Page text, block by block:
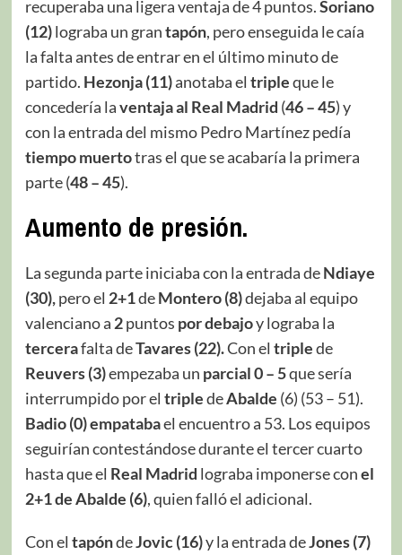
recuperaba una ligera ventaja de 4 puntos.Soriano
(12)lograba un grantapón, pero enseguida le caía
la falta antes de entrar en el último minuto de
partido. Hezonja (11)anotaba el tripleque le
concedería laventaja al Real Madrid (46 – 45) y
con la entrada del mismo Pedro Martínez pedía
tiempo muertotras el que se acabaría la primera
parte (48 – 45).
Aumento de presión.
La segunda parte iniciaba con la entrada deNdiaye
(30),pero el 2+1deMontero (8)dejaba al equipo
valenciano a 2puntos por debajoy lograba la
tercerafalta deTavares (22).Con el triplede
Reuvers (3)empezaba un parcial 0 – 5que sería
interrumpido por el tripledeAbalde (6) (53 – 51).
Badio (0)empatabael encuentro a 53. Los equipos
seguirían contestándose durante el tercer cuarto
hasta que el Real Madrid lograba imponerse conel
2+1 de Abalde (6), quien falló el adicional.
Con el tapóndeJovic (16)y la entrada deJones (7)